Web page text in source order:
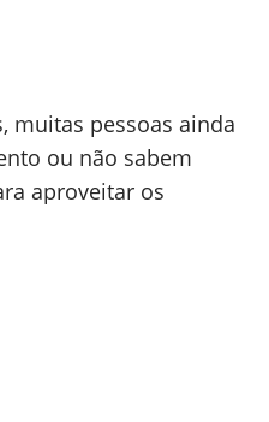
muitas pessoas ainda
ou não sabem
aproveitar os